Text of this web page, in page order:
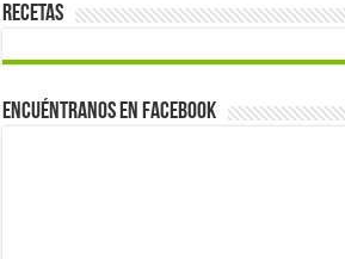
Recetas
Encuéntranos en Facebook